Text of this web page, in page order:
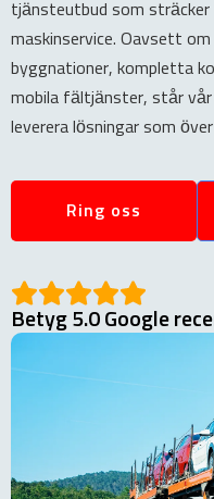
tjänsteutbud som sträcker
maskinservice. Oavsett om
byggnationer, kompletta
mobila fältjänster, står vår
leverera lösningar som
Ring oss
Betyg 5.0 Google